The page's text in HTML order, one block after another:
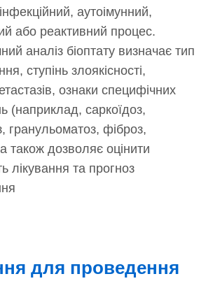
аутоімунний,
або реактивний процес.
аналіз біоптату визначає тип
ступінь злоякісності,
ознаки специфічних
(наприклад, саркоїдоз,
гранульоматоз, фіброз,
також дозволяє оцінити
лікування та прогноз
для проведення